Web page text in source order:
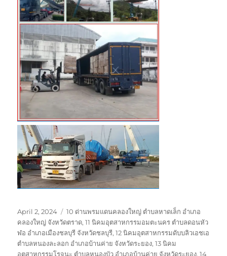
Posted
on
April 2, 2024 Tags
10 ด่านพรมแดนคลองใหญ่ ตำบลหาดเล็ก อำเภอ
คลองใหญ่ จังหวัดตราด,11 นิคมอุตสาหกรรมอมตะนคร ตำบลดอนหัว
ฬอ อำเภอเมืองชลบุรี จังหวัดชลบุรี,12 นิคมอุตสาหกรรมดับบลิวเอชเอ
ตำบลหนองละลอก อำเภอบ้านค่าย จังหวัดระยอง,13 นิคม
อุตสาหกรรมโรจนะ ตำบลหนองบัว อำเภอบ้านค่าย จังหวัดระยอง,14